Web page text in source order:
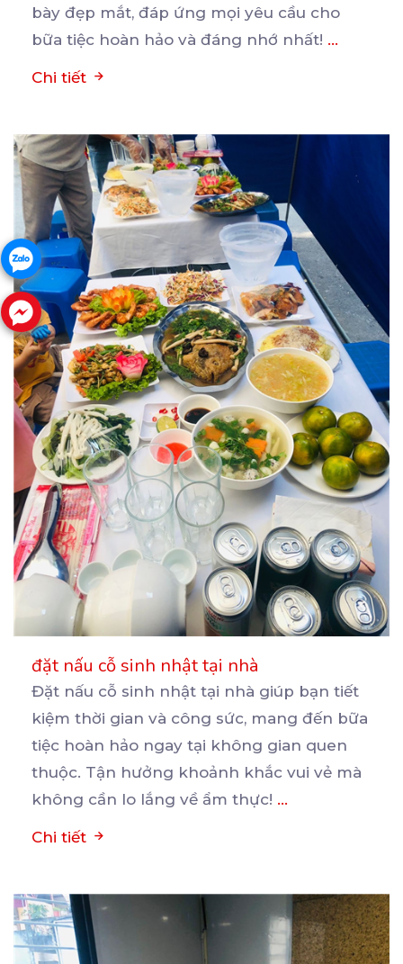
bày đẹp mắt, đáp ứng mọi yêu cầu cho
bữa tiệc hoàn hảo và đáng nhớ nhất! ...
Chi tiết
đặt nấu cỗ sinh nhật tại nhà
Đặt nấu cỗ sinh nhật tại nhà giúp bạn tiết
kiệm thời gian và công sức, mang đến bữa
tiệc hoàn hảo ngay tại không gian quen
thuộc. Tận hưởng khoảnh khắc vui vẻ mà
không cần lo lắng về ẩm thực! ...
Chi tiết